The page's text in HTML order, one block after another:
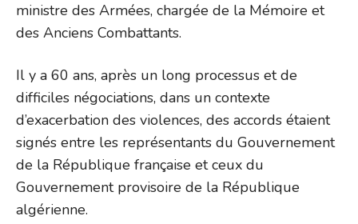
ministre des Armées, chargée de la Mémoire et
des Anciens Combattants.
Il y a 60 ans, après un long processus et de
difficiles négociations, dans un contexte
d’exacerbation des violences, des accords étaient
signés entre les représentants du Gouvernement
de la République française et ceux du
Gouvernement provisoire de la République
algérienne.